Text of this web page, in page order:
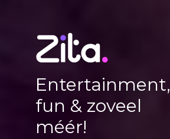
Entertainment,
fun & zoveel
méér!